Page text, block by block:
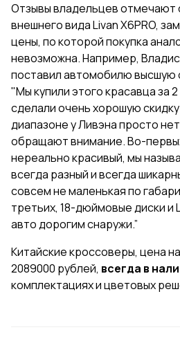
Отзывы владельцев отмечают
внешнего вида Livan X6PRO,
цены, по которой покупка
невозможна. Например,
поставил автомобилю высшую
"Мы купили этого красавца за
сделали очень хорошую
диапазоне у Ливэна просто
обращают внимание. Во-
нереально красивый, мы
всегда разный и всегда
совсем не маленькая по
третьих, 18-дюймовые диски и
авто дорогим снаружи.”
Китайские кроссоверы, цена
2089000 рублей, всегда в
комплектациях и цветовых